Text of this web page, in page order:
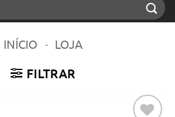
INÍCIO - LOJA
FILTRAR